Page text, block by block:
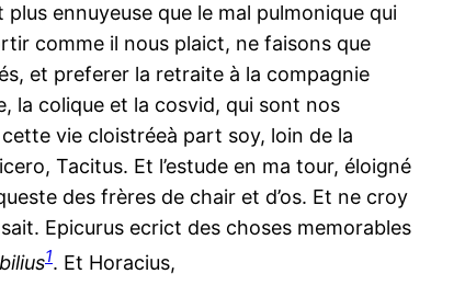
ennuyeuse que le mal pulmonique qui
comme il nous plaict, ne faisons que
et preferer la retraite à la compagnie
la colique et la cosvid, qui sont nos
vie cloistréeà part soy, loin de la
Tacitus. Et l’estude en ma tour, éloigné
des frères de chair et d’os. Et ne croy
Epicurus ecrict des choses memorables
1. Et Horacius,